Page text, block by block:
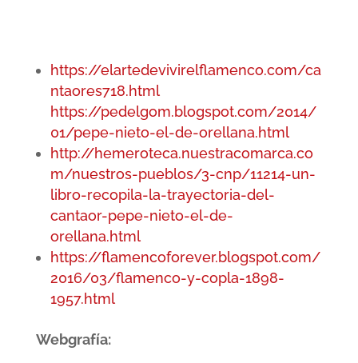
https://elartedevivirelflamenco.com/ca
ntaores718.html
https://pedelgom.blogspot.com/2014/
01/pepe-nieto-el-de-orellana.html
http://hemeroteca.nuestracomarca.co
m/nuestros-pueblos/3-cnp/11214-un-
libro-recopila-la-trayectoria-del-
cantaor-pepe-nieto-el-de-
orellana.html
https://flamencoforever.blogspot.com/
2016/03/flamenco-y-copla-1898-
1957.html
Webgrafía: